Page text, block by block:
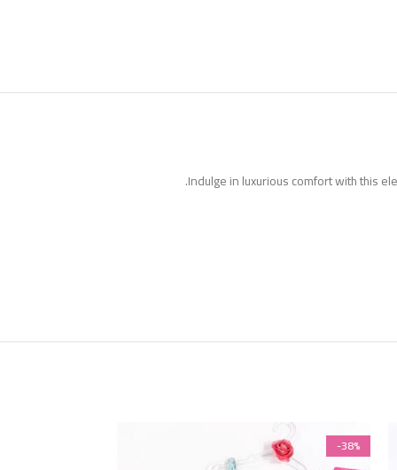
Indulge in luxurious comfort with this
-38%